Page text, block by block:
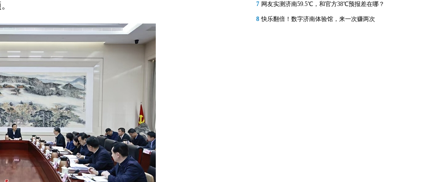
7 网友实测济南59.5℃，和官方38℃预报差在哪？
8 快乐翻倍！数字济南体验馆，来一次赚两次